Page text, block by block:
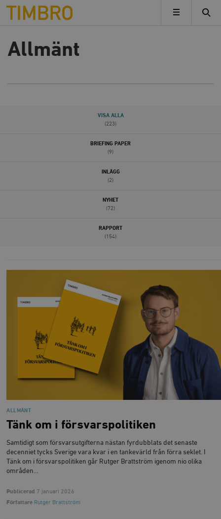
Timbro
MENY
Allmänt
VISA ALLA
(223)
BRIEFING PAPER
(9)
INLÄGG
(2)
NYHET
(72)
RAPPORT
(154)
ALLMÄNT
Tänk om i försvarspolitiken
Samtidigt som försvarsutgifterna nästan fyrdubblats det senaste
decenniet tycks Sverige vara kvar i en tankevärld från förra seklet. I
Tänk om i försvarspolitiken går Rutger Brattström igenom nio olika
områden…
Publicerad 7 januari 2026
Författare Rutger Brattström